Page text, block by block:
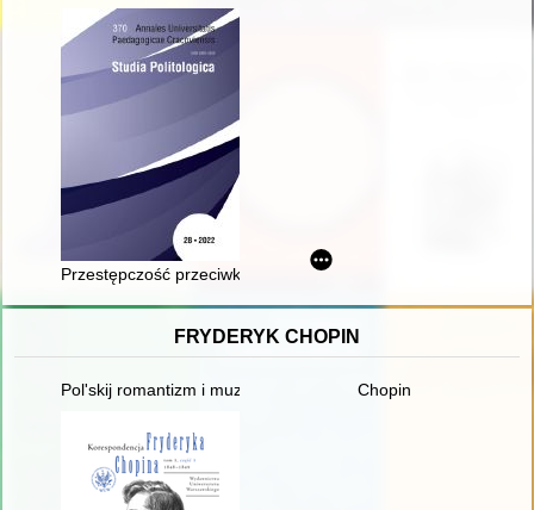
Przestępczość przeciwko zabytkom na terenie województwa
FRYDERYK CHOPIN
Pol'skij romantizm i muzykal'naja kul'tura L'vova vtoroj
Chopin